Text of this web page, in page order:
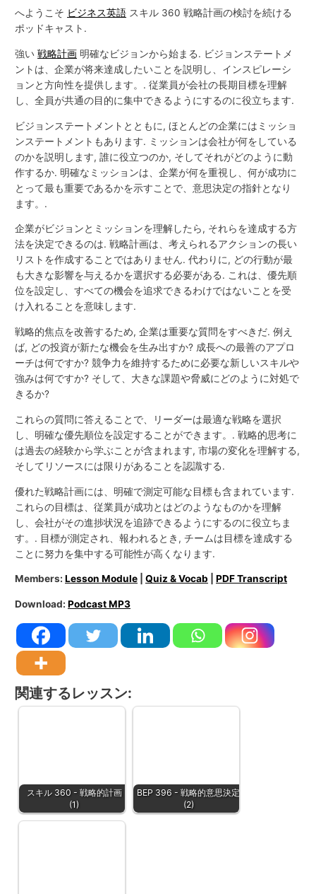
へようこそ ビジネス英語 スキル 360 戦略計画の検討を続ける
ポッドキャスト.
強い戦略計画 明確なビジョンから始まる. ビジョンステートメ
ントは、企業が将来達成したいことを説明し、インスピレーシ
ョンと方向性を提供します。. 従業員が会社の長期目標を理解
し、全員が共通の目的に集中できるようにするのに役立ちます.
ビジョンステートメントとともに, ほとんどの企業にはミッショ
ンステートメントもあります. ミッションは会社が何をしている
のかを説明します, 誰に役立つのか, そしてそれがどのように動
作するか. 明確なミッションは、企業が何を重視し、何が成功に
とって最も重要であるかを示すことで、意思決定の指針となり
ます。.
企業がビジョンとミッションを理解したら, それらを達成する方
法を決定できるのは. 戦略計画は、考えられるアクションの長い
リストを作成することではありません. 代わりに, どの行動が最
も大きな影響を与えるかを選択する必要がある. これは、優先順
位を設定し、すべての機会を追求できるわけではないことを受
け入れることを意味します.
戦略的焦点を改善するため, 企業は重要な質問をすべきだ. 例え
ば, どの投資が新たな機会を生み出すか? 成長への最善のアプロ
ーチは何ですか? 競争力を維持するために必要な新しいスキルや
強みは何ですか? そして、大きな課題や脅威にどのように対処で
きるか?
これらの質問に答えることで、リーダーは最適な戦略を選択
し、明確な優先順位を設定することができます。. 戦略的思考に
は過去の経験から学ぶことが含まれます, 市場の変化を理解する,
そしてリソースには限りがあることを認識する.
優れた戦略計画には、明確で測定可能な目標も含まれています.
これらの目標は、従業員が成功とはどのようなものかを理解
し、会社がその進捗状況を追跡できるようにするのに役立ちま
す。. 目標が測定され、報われるとき, チームは目標を達成する
ことに努力を集中する可能性が高くなります.
Members:Lesson Module |Quiz & Vocab |PDF Transcript
Download:Podcast MP3
関連するレッスン:
スキル 360 - 戦略的計画
(1)
BEP 396 - 戦略的意思決定
(2)